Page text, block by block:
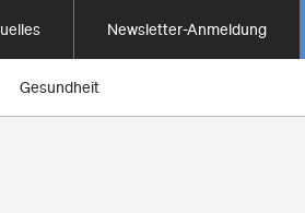
Newsletter-Anmeldung
Gesundheit